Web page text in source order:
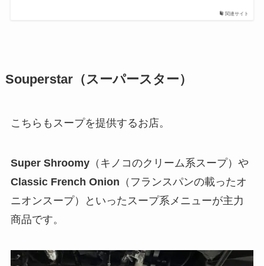
関連サイト
Souperstar（スーパースター）
こちらもスープを提供するお店。
Super Shroomy（キノコのクリーム系スープ）や
Classic French Onion （フランスパンの載ったオ
ニオンスープ）といったスープ系メニューが主力
商品です。